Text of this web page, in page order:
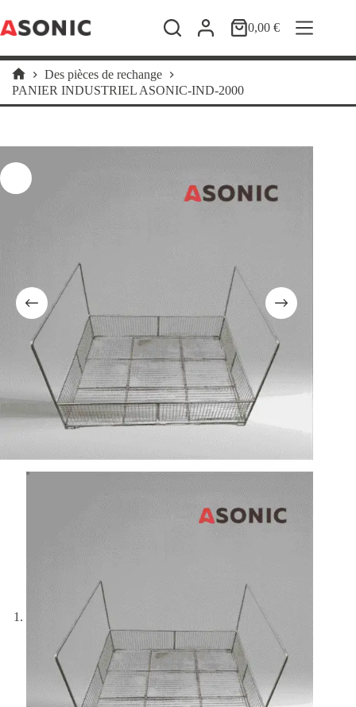
au
contenu
Panier0,00€
Accueil
Des pièces de rechange
PANIER INDUSTRIEL ASONIC-IND-2000